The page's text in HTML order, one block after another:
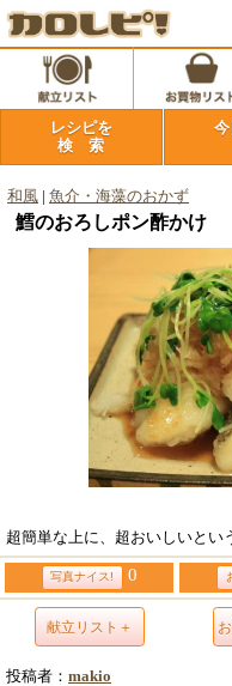
レシピを
検 索
和風 魚介・海藻のおかず
鱈のおろしポン酢かけ
超簡単な上に、超おいしいとい
写真ナイス! 0
献立リスト＋
投稿者： makio